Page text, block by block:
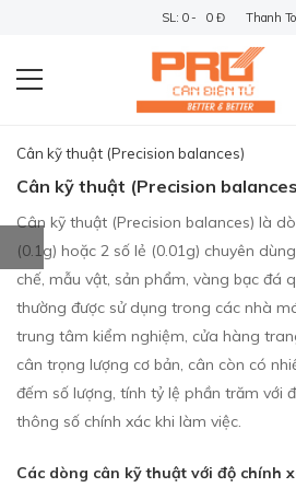
SL: 0 - 0 Đ Thanh
Cân kỹ thuật (Precision balances)
Cân kỹ thuật (Precision
Cân kỹ thuật (Precision balances) là
(0.1g) hoặc 2 số lẻ (0.01g) chuyên
chế, mẫu vật, sản phẩm, vàng bạc đá
thường được sử dụng trong các nhà
trung tâm kiểm nghiệm, cửa hàng
cân trọng lượng cơ bản, cân còn có
đếm số lượng, tính tỷ lệ phần trăm với
thông số chính xác khi làm việc.
Các dòng cân kỹ thuật với độ chính